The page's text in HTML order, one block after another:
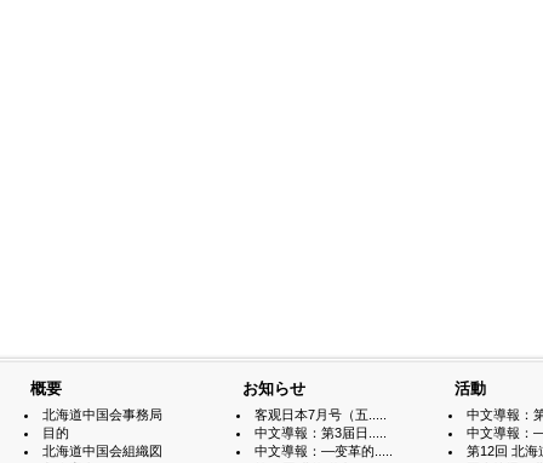
概要
北海道中国会事務局
目的
北海道中国会組織図
お知らせ
客观日本7月号（五.....
中文導報：第3届日.....
中文導報：—变革的.....
活動
中文導報：
中文導報：
第12回 北海